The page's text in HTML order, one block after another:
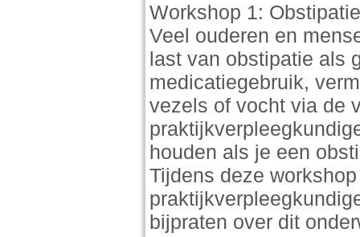
Workshop 1: Obstipatie
Veel ouderen en
last van obstipatie als
medicatiegebruik,
vezels of vocht via de
houden als je een
Tijdens deze
bijpraten over dit